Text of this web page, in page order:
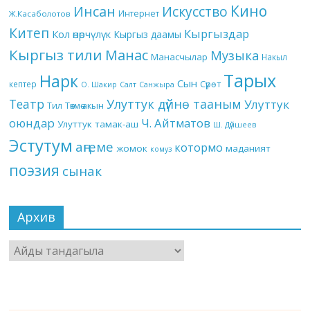
Ж.Касаболотов Инсан Интернет Искусство Кино
Китеп Кол өнөрчүлүк Кыргыз даамы Кыргыздар
Кыргыз тили Манас Манасчылар Музыка Накыл
кептер Нарк О. Шакир Салт Санжыра Сын Сүрөт Тарых
Театр Тил Төкмө акын Улуттук дүйнө тааным Улуттук
оюндар Улуттук тамак-аш Ч. Айтматов Ш. Дүйшеев
Эстутум аңгеме жомок комуз котормо маданият
поэзия сынак
Архив
Архив